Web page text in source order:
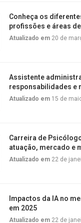
Conheça os
profissões e áreas
Atualizado em 20 de
Assistente
responsabilidades e
Atualizado em 15 de
Carreira de
atuação, mercado e
Atualizado em 22 de
Impactos da IA no
em 2025
Atualizado em 22 de